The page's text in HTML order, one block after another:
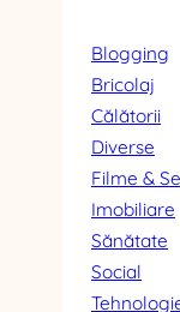
Blogging
Bricolaj
Călătorii
Diverse
Filme &
Imobiliare
Sănătate
Social